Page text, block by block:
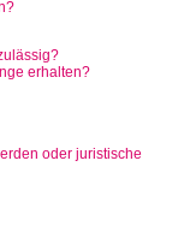
erhalten?
oder juristische